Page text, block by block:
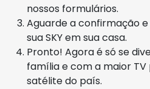
nossos formulários.
Aguarde a confirmação
sua SKY em sua casa.
Pronto! Agora é só se
família e com a maior
satélite do país.